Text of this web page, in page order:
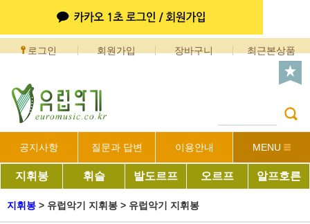
로그인 회원가입 장바구니 최근본상품
공지사항 질문과 답변 이용안내 MENU
지휘봉 휘슬 발도르프 오르프 알프호른
지휘봉 > 유럽악기 지휘봉 > 유럽악기 지휘봉